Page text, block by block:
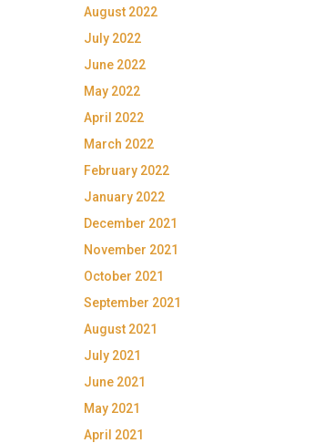
August 2022
July 2022
June 2022
May 2022
April 2022
March 2022
February 2022
January 2022
December 2021
November 2021
October 2021
September 2021
August 2021
July 2021
June 2021
May 2021
April 2021